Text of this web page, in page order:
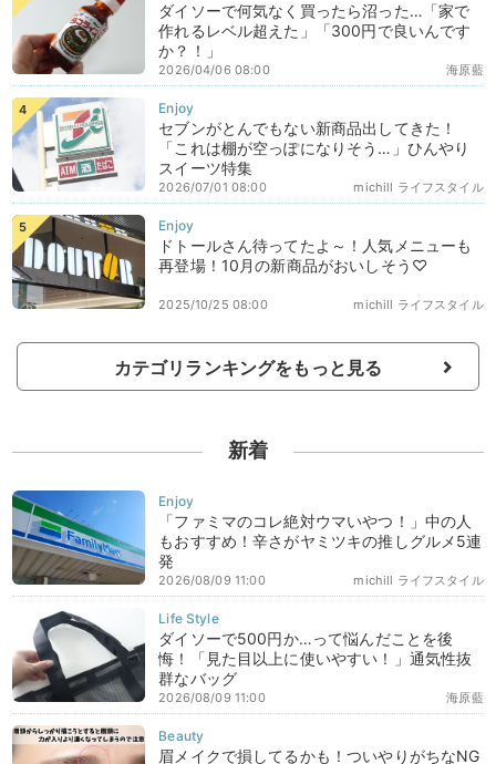
ダイソーで何気なく買ったら沼った…「家で
作れるレベル超えた」「300円で良いんです
か？！」
海原藍
2026/04/06 08:00
セブンがとんでもない新商品出してきた！
「これは棚が空っぽになりそう…」ひんやり
スイーツ特集
michill ライフスタイル
2026/07/01 08:00
ドトールさん待ってたよ～！人気メニューも
再登場！10月の新商品がおいしそう♡
michill ライフスタイル
2025/10/25 08:00
カテゴリランキングをもっと見る
新着
「ファミマのコレ絶対ウマいやつ！」中の人
もおすすめ！辛さがヤミツキの推しグルメ5連
発
michill ライフスタイル
2026/08/09 11:00
ダイソーで500円か…って悩んだことを後
悔！「見た目以上に使いやすい！」通気性抜
群なバッグ
海原藍
2026/08/09 11:00
眉メイクで損してるかも！ついやりがちなNG